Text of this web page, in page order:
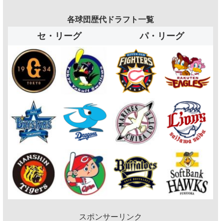
各球団歴代ドラフト一覧
セ・リーグ パ・リーグ
スポンサーリンク